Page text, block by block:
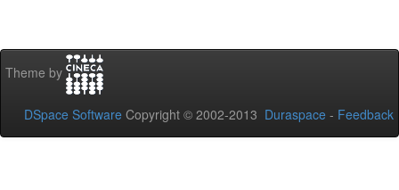
Theme by
DSpace Software Copyright © 2002-2013 Duraspace - Feedback